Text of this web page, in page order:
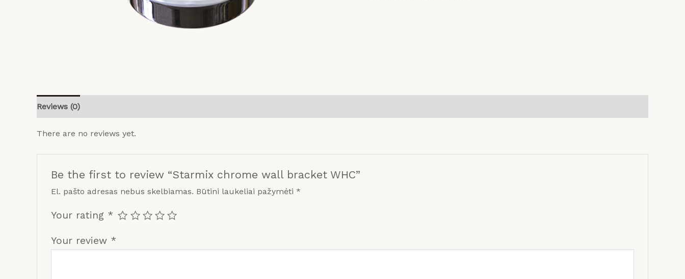
Reviews (0)
There are no reviews yet.
Be the first to review “Starmix chrome wall bracket WHC”
El. pašto adresas nebus skelbiamas. Būtini laukeliai pažymėti *
Your rating *
Your review *